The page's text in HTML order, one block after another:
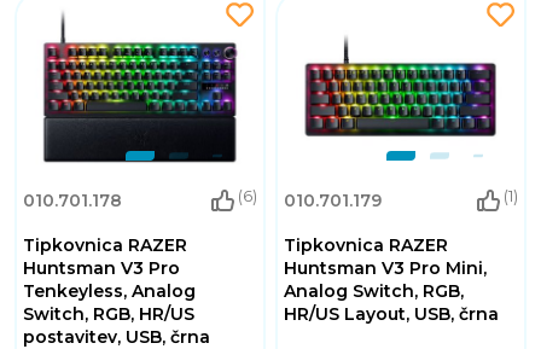
010.701.178 (6)
Tipkovnica RAZER
Huntsman V3 Pro
Tenkeyless, Analog
Switch, RGB, HR/US
postavitev, USB, črna
010.701.179 (1)
Tipkovnica RAZER
Huntsman V3 Pro Mini,
Analog Switch, RGB,
HR/US Layout, USB, črna